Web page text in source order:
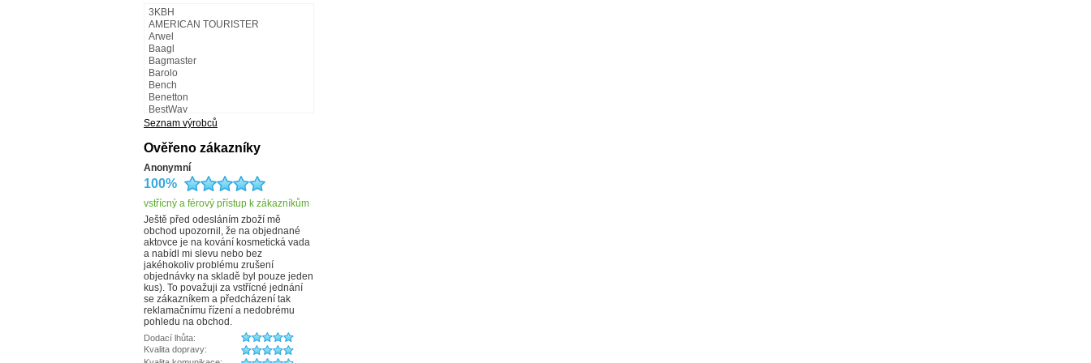
3KBH
AMERICAN TOURISTER
Arwel
Baagl
Bagmaster
Barolo
Bench
Benetton
BestWay
BestWay - Fabrizio
Bugatti
Carmelo
CATERPILLAR
CHARM LONDON
Collonil
COOL
Cosset
Česká výroba
d&n
Dark Dudes
debbi
derby
Doba ledová
Doppler
DUP
Elega
ENRICO BENETTI
Seznam výrobců
Ověřeno zákazníky
Anonymní
100%
vstřícný a férový přístup k zákazníkům
Ještě před odesláním zboží mě
obchod upozornil, že na objednané
aktovce je na kování kosmetická vada
a nabídl mi slevu nebo bez
jakéhokoliv problému zrušení
objednávky na skladě byl pouze jeden
kus). To považuji za vstřícné jednání
se zákazníkem a předcházení tak
reklamačnímu řízení a nedobrému
pohledu na obchod.
Dodací lhůta:
Kvalita dopravy: